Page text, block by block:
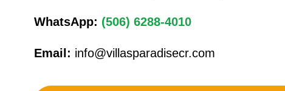
WhatsApp: (506) 6288-4010
Email: info@villasparadisecr.com